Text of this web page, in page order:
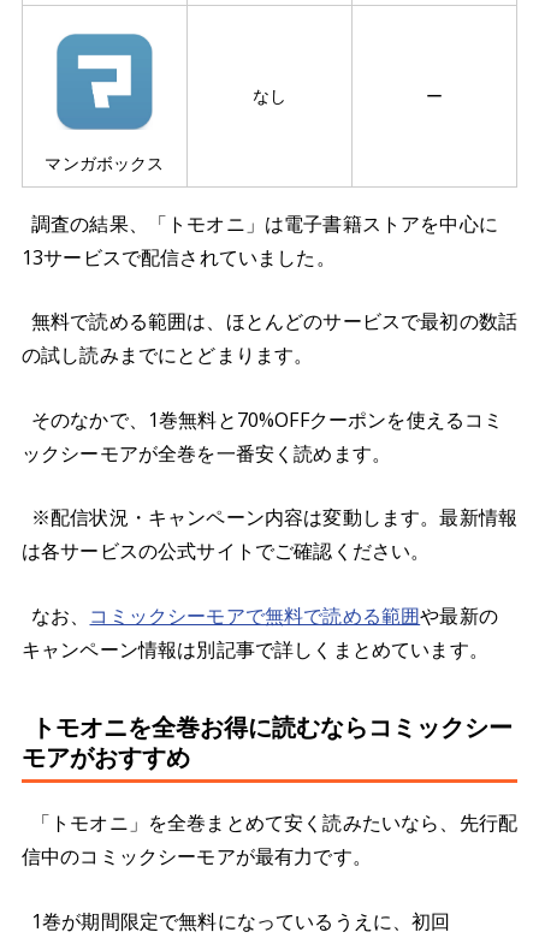
マンガボックス
なし ー
調査の結果、「トモオニ」は電子書籍ストアを中心に
13サービスで配信されていました。
無料で読める範囲は、ほとんどのサービスで最初の数話
の試し読みまでにとどまります。
そのなかで、1巻無料と70%OFFクーポンを使えるコミ
ックシーモアが全巻を一番安く読めます。
※配信状況・キャンペーン内容は変動します。最新情報
は各サービスの公式サイトでご確認ください。
なお、 コミックシーモアで無料で読める範囲や最新の
キャンペーン情報は別記事で詳しくまとめています。
トモオニを全巻お得に読むならコミックシー
モアがおすすめ
「トモオニ」を全巻まとめて安く読みたいなら、先行配
信中のコミックシーモアが最有力です。
1巻が期間限定で無料になっているうえに、初回